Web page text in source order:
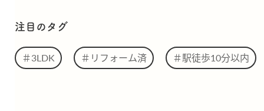
注目のタグ
＃3LDK ＃リフォーム済 ＃駅徒歩10分以内